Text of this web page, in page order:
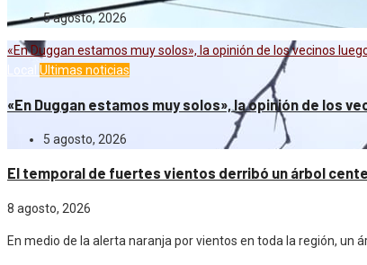
5 agosto, 2026
«En Duggan estamos muy solos», la opinión de los vecinos
Local Ultimas noticias
«En Duggan estamos muy solos», la opinión de los
5 agosto, 2026
El temporal de fuertes vientos derribó un árbol
8 agosto, 2026
En medio de la alerta naranja por vientos en toda la región, un